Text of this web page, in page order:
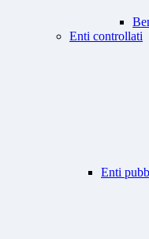
Enti controllati
Enti